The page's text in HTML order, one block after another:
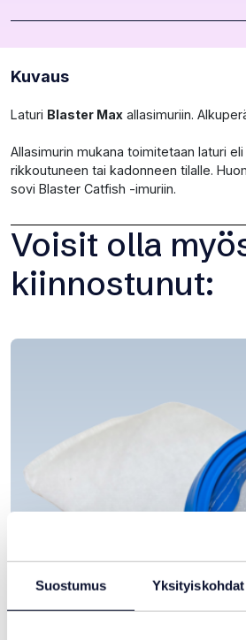
Suostumus Yksityiskohdat
Kuvaus
Laturi Blaster Max allasimuriin.
Allasimurin mukana toimitetaan laturi
rikkoutuneen tai kadonneen tilalle.
sovi Blaster Catfish -imuriin.
Voisit olla
kiinnostunut